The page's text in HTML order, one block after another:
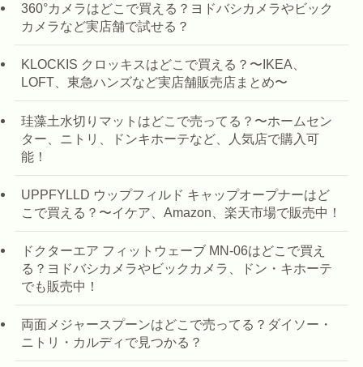
360°カメラはどこで買える？ヨドバシカメラやビック
カメラなど実店舗で試せる？
KLOCKIS クロッキスはどこで買える？〜IKEA、
LOFT、東急ハンズなど実店舗販売店まとめ〜
珪藻土水切りマットはどこで売ってる？〜ホームセン
ター、ニトリ、ドンキホーテなど、人気店で購入可
能！
UPPFYLLD ウップフィルド キャップオープナーはど
こで買える？〜イケア、Amazon、楽天市場で販売中！
ドクターエア フィットウェーブ MN-06はどこで買え
る？ヨドバシカメラやビックカメラ、ドン・キホーテ
でも販売中！
両面メジャースプーンはどこで売ってる？ダイソー・
ニトリ・カルディで見つかる？